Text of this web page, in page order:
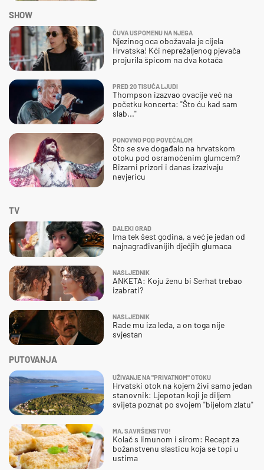
SHOW
ČUVA USPOMENU NA NJEGA
Njezinog oca obožavala je cijela
Hrvatska! Kći neprežaljenog pjevača
projurila špicom na dva kotača
PRED 20 TISUĆA LJUDI
Thompson izazvao ovacije već na
početku koncerta: "Što ću kad sam
slab..."
PONOVNO POD POVEĆALOM
Što se sve događalo na hrvatskom
otoku pod osramoćenim glumcem?
Bizarni prizori i danas izazivaju
nevjericu
TV
DALEKI GRAD
Ima tek šest godina, a već je jedan od
najnagrađivanijih dječjih glumaca
NASLJEDNIK
ANKETA: Koju ženu bi Serhat trebao
izabrati?
NASLJEDNIK
Rade mu iza leđa, a on toga nije
svjestan
PUTOVANJA
UŽIVANJE NA "PRIVATNOM" OTOKU
Hrvatski otok na kojem živi samo jedan
stanovnik: Ljepotan koji je diljem
svijeta poznat po svojem "bijelom zlatu"
MA, SAVRŠENSTVO!
Kolač s limunom i sirom: Recept za
božanstvenu slasticu koja se topi u
ustima